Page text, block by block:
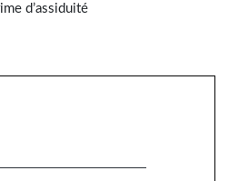
d’assiduité